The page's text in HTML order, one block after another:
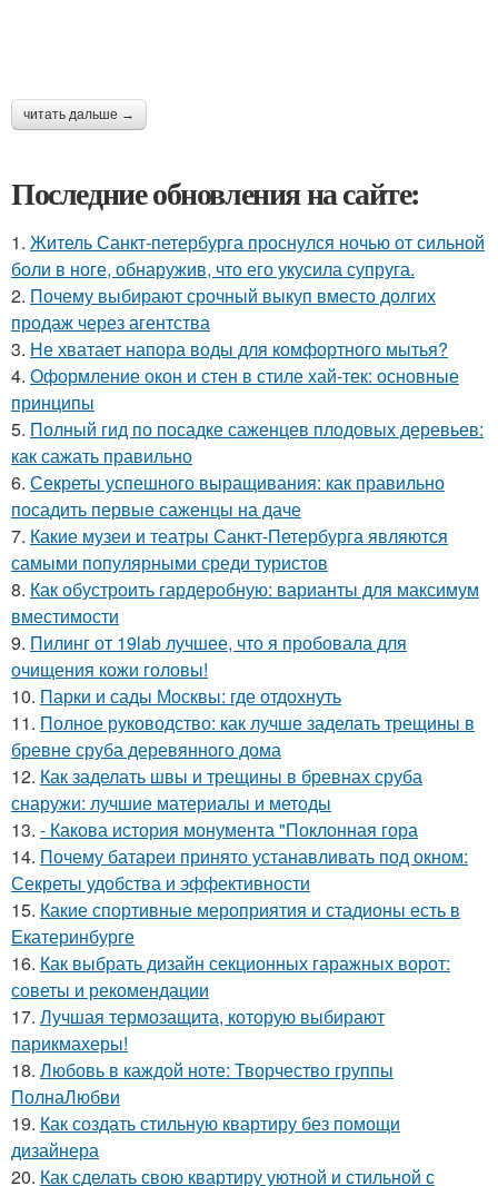
читать дальше →
Последние обновления на сайте:
1. Житель Санкт-петербурга проснулся ночью от сильной
боли в ноге, обнаружив, что его укусила супруга.
2. Почему выбирают срочный выкуп вместо долгих
продаж через агентства
3. Не хватает напора воды для комфортного мытья?
4. Оформление окон и стен в стиле хай-тек: основные
принципы
5. Полный гид по посадке саженцев плодовых деревьев:
как сажать правильно
6. Секреты успешного выращивания: как правильно
посадить первые саженцы на даче
7. Какие музеи и театры Санкт-Петербурга являются
самыми популярными среди туристов
8. Как обустроить гардеробную: варианты для максимум
вместимости
9. Пилинг от 19lab лучшее, что я пробовала для
очищения кожи головы!
10. Парки и сады Москвы: где отдохнуть
11. Полное руководство: как лучше заделать трещины в
бревне сруба деревянного дома
12. Как заделать швы и трещины в бревнах сруба
снаружи: лучшие материалы и методы
13. - Какова история монумента "Поклонная гора
14. Почему батареи принято устанавливать под окном:
Секреты удобства и эффективности
15. Какие спортивные мероприятия и стадионы есть в
Екатеринбурге
16. Как выбрать дизайн секционных гаражных ворот:
советы и рекомендации
17. Лучшая термозащита, которую выбирают
парикмахеры!
18. Любовь в каждой ноте: Творчество группы
ПолнаЛюбви
19. Как создать стильную квартиру без помощи
дизайнера
20. Как сделать свою квартиру уютной и стильной с